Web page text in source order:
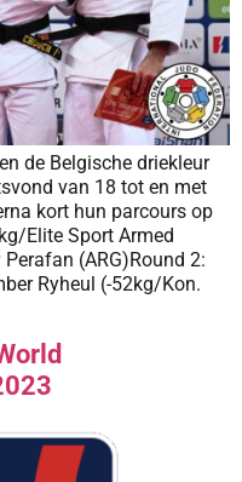
de Belgische driekleur
van 18 tot en met
kort hun parcours op
Elite Sport Armed
(ARG)Round 2:
Ryheul (-52kg/Kon.